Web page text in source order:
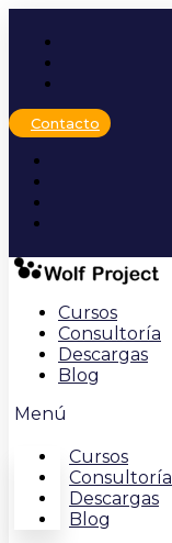
contenido
Contacto
Cursos
Consultoría
Descargas
Blog
Menú
Cursos
Consultoría
Descargas
Blog